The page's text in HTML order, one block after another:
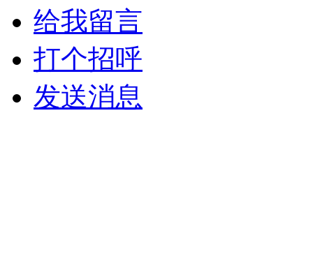
给我留言
打个招呼
发送消息